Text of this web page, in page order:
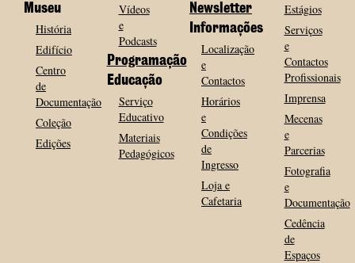
Museu
História
Edifício
Centro
de
Documentação
Coleção
Edições
Vídeos
e
Podcasts
Programação
Educação
Serviço
Educativo
Materiais
Pedagógicos
Newsletter
Informações
Localização
e
Contactos
Horários
e
Condições
de
Ingresso
Loja e
Cafetaria
Estágios
Serviços
e
Contactos
Profissionais
Imprensa
Mecenas
e
Parcerias
Fotografia
e
Documentação
Cedência
de
Espaços